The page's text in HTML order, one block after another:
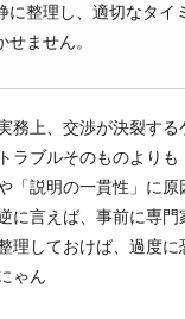
に整理し、適切なタイ
ません。
務上、交渉が決裂する
トラブルそのものよりも
「説明の一貫性」に原
に言えば、事前に専門
理しておけば、過度に
ゃん